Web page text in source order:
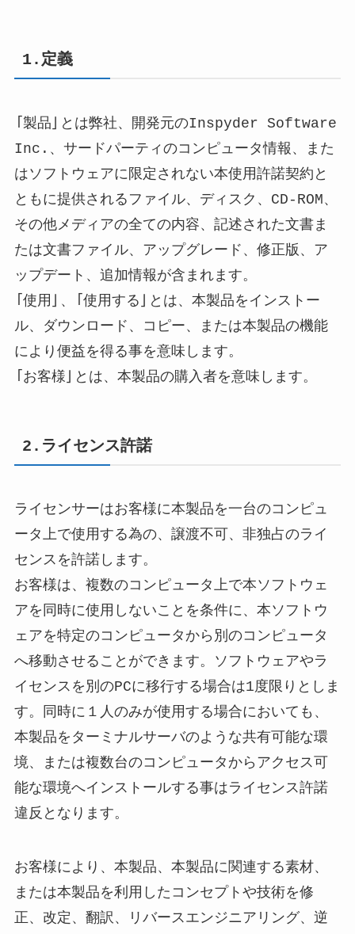
1.定義
「製品」とは弊社、開発元のInspyder Software
Inc.、サードパーティのコンピュータ情報、また
はソフトウェアに限定されない本使用許諾契約と
ともに提供されるファイル、ディスク、CD-ROM、
その他メディアの全ての内容、記述された文書ま
たは文書ファイル、アップグレード、修正版、ア
ップデート、追加情報が含まれます。
「使用」、「使用する」とは、本製品をインストー
ル、ダウンロード、コピー、または本製品の機能
により便益を得る事を意味します。
「お客様」とは、本製品の購入者を意味します。
2.ライセンス許諾
ライセンサーはお客様に本製品を一台のコンピュ
ータ上で使用する為の、譲渡不可、非独占のライ
センスを許諾します。
お客様は、複数のコンピュータ上で本ソフトウェ
アを同時に使用しないことを条件に、本ソフトウ
ェアを特定のコンピュータから別のコンピュータ
へ移動させることができます。ソフトウェアやラ
イセンスを別のPCに移行する場合は1度限りとしま
す。同時に１人のみが使用する場合においても、
本製品をターミナルサーバのような共有可能な環
境、または複数台のコンピュータからアクセス可
能な環境へインストールする事はライセンス許諾
違反となります。
お客様により、本製品、本製品に関連する素材、
または本製品を利用したコンセプトや技術を修
正、改定、翻訳、リバースエンジニアリング、逆